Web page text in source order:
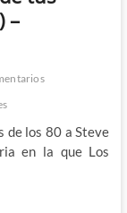
–
de los 80 a Steve
en la que Los